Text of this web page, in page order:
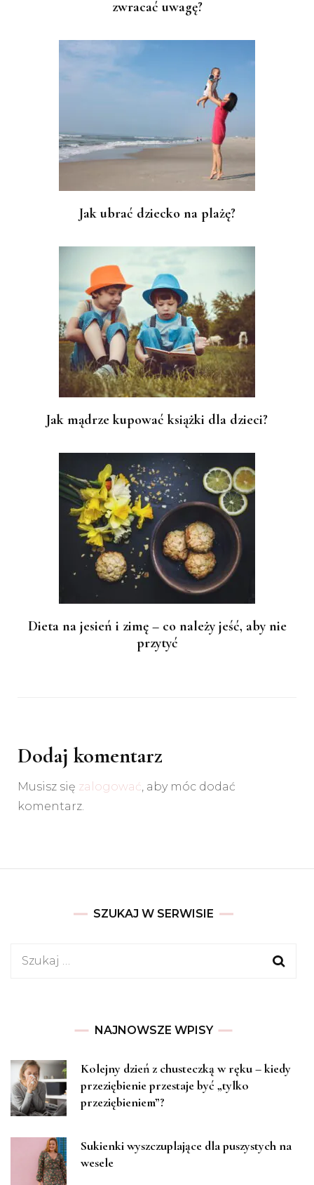
zwracać uwagę?
Jak ubrać dziecko na plażę?
Jak mądrze kupować książki dla dzieci?
Dieta na jesień i zimę – co należy jeść, aby nie
przytyć
Dodaj komentarz
Musisz się zalogować, aby móc dodać
komentarz.
SZUKAJ W SERWISIE
Szukaj:
NAJNOWSZE WPISY
Kolejny dzień z chusteczką w ręku – kiedy
przeziębienie przestaje być „tylko
przeziębieniem”?
Sukienki wyszczuplające dla puszystych na
wesele